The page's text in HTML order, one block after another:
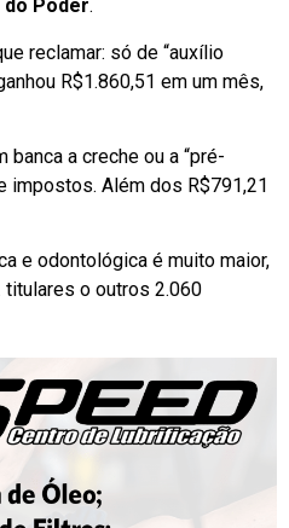
do Poder.
reclamar: só de “auxílio
R$1.860,51 em um mês,
a creche ou a “pré-
impostos. Além dos R$791,21
e odontológica é muito maior,
titulares o outros 2.060